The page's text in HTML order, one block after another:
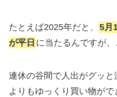
たとえば2025年だと、 5月
が平日に当たるんですが、
連休の谷間で人出がグッ
よりもゆっくり買い物がで